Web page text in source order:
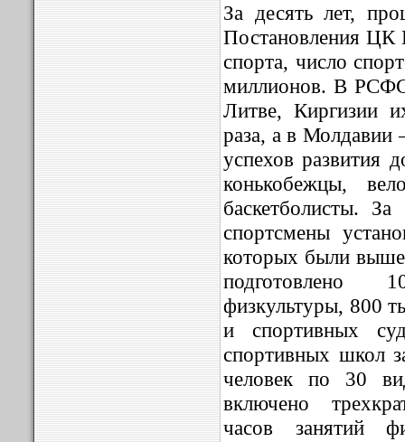
За десять лет,
Постановления ЦК
спорта, число
миллионов. В
Литве, Киргизии
раза, а в Молдавии
успехов развития
конькобежцы,
баскетболисты.
спортсмены
которых были
подготовлено
физкультуры, 800
и спортивных
спортивных школ
человек по 30
включено
часов занятий